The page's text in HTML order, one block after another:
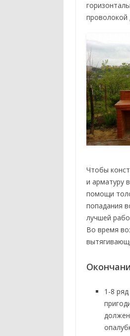
проволокой
Чтобы
и арматуру
помощи
попадания
лучшей
Во время
1-8